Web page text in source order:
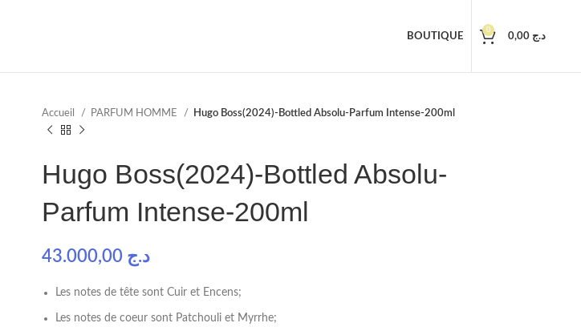
BOUTIQUE
0
د.ج
Accueil PARFUM HOMME Hugo Boss(2024)-Bottled Absolu-Parfum Intense-200ml
Hugo Boss(2024)-Bottled Absolu-
Parfum Intense-200ml
د.ج
Les notes de tête sont Cuir et Encens;
Les notes de coeur sont Patchouli et Myrrhe;